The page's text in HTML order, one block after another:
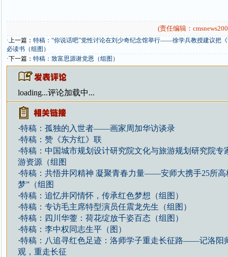
(责任编辑：
·上一篇： 特稿：“你说话吧”党性讨论在刘少奇纪念馆举行——徐学兵教授建议把
必读书（组图）
·下一篇： 特稿：致富思源谢党恩（组图）
loading...评论加载中...
·特稿：孤独的入世者——画家周加华访谈录
·特稿：赞《东方红》联
·特稿：中国城市规划设计研究院文化与旅游规划研究院专
游资源（组图
·特稿：共悟井冈精神 凝聚青春力量——安师大携手25所高
梦”（组图
·特稿：追忆井冈情怀，传承红色梦想（组图）
·特稿：专访毛主席特型演员任震龙先生（组图）
·特稿：四川华蓥：荷花绽放千姿百态（组图）
·特稿：李中权同志生平（图）
·特稿：八追寻红色足迹：洛师学子重走长征路——记洛阳
观，重走长征